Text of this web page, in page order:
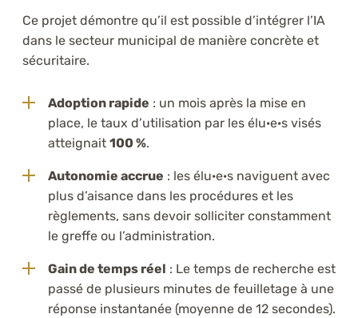
Ce projet démontre qu’il est possible d’intégrer l’IA
dans le secteur municipal de manière concrète et
sécuritaire.
Adoption rapide : un mois après la mise en
place, le taux d’utilisation par les élu·e·s visés
atteignait 100 %.
Autonomie accrue : les élu·e·s naviguent avec
plus d’aisance dans les procédures et les
règlements, sans devoir solliciter constamment
le greffe ou l’administration.
Gain de temps réel : Le temps de recherche est
passé de plusieurs minutes de feuilletage à une
réponse instantanée (moyenne de 12 secondes).